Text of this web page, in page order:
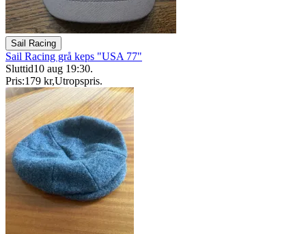
Sail Racing
Sail Racing grå keps "USA 77"
Sluttid10 aug 19:30.
Pris:179 kr,Utropspris.